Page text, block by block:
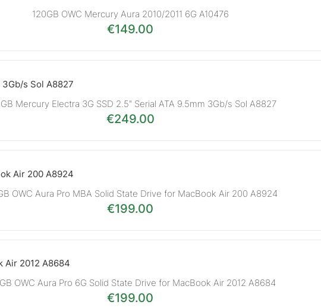
120GB OWC Mercury Aura 2010/2011 6G A10476
€149.00
Mercury Electra 3G SSD 2.5″ Serial ATA 9.5mm 3Gb/s Sol A8827
€249.00
OWC Aura Pro MBA Solid State Drive for MacBook Air 200 A8924
€199.00
OWC Aura Pro 6G Solid State Drive for MacBook Air 2012 A8684
€199.00